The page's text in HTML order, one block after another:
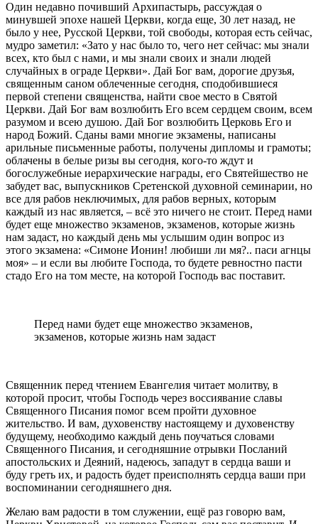
Один недавно почивший Архипастырь, рассуждая о
минувшей эпохе нашей Церкви, когда еще, 30 лет назад, не
было у нее, Русской Церкви, той свободы, которая есть сейчас,
мудро заметил: «Зато у нас было то, чего нет сейчас: мы знали
всех, кто был с нами, и мы знали своих и знали людей
случайных в ограде Церкви». Дай Бог вам, дорогие друзья,
священным саном облеченные сегодня, сподобившиеся
первой степени священства, найти свое место в Святой
Церкви. Дай Бог вам возлюбить Его всем сердцем своим, всем
разумом и всею душою. Дай Бог возлюбить Церковь Его и
народ Божий. Сданы вами многие экзамены, написаны
арильные письменные работы, получены дипломы и грамоты;
облачены в белые ризы вы сегодня, кого-то ждут и
богослужебные иерархические награды, его Святейшество не
забудет вас, выпускников Сретенской духовной семинарии, но
все для рабов неключимых, для рабов верных, которым
каждый из нас является, – всё это ничего не стоит. Перед нами
будет еще множество экзаменов, экзаменов, которые жизнь
нам задаст, но каждый день мы услышим один вопрос из
этого экзамена: «Симоне Ионин! любиши ли мя?.. паси агнцы
моя» – и если вы любите Господа, то будете ревностно пасти
стадо Его на том месте, на которой Господь вас поставит.
Перед нами будет еще множество экзаменов,
экзаменов, которые жизнь нам задаст
Священник перед чтением Евангелия читает молитву, в
которой просит, чтобы Господь через воссиявание славы
Священного Писания помог всем пройти духовное
жительство. И вам, духовенству настоящему и духовенству
будущему, необходимо каждый день поучаться словами
Священного Писания, и сегодняшние отрывки Посланий
апостольских и Деяний, надеюсь, западут в сердца ваши и
буду греть их, и радость будет преисполнять сердца ваши при
воспоминании сегодняшнего дня.
Желаю вам радости в том служении, ещё раз говорю вам,